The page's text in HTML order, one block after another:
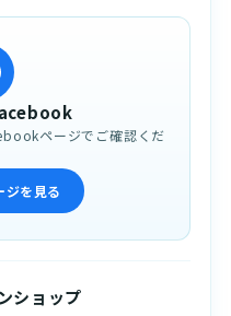
ページでご確認くだ
を見る
ショップ